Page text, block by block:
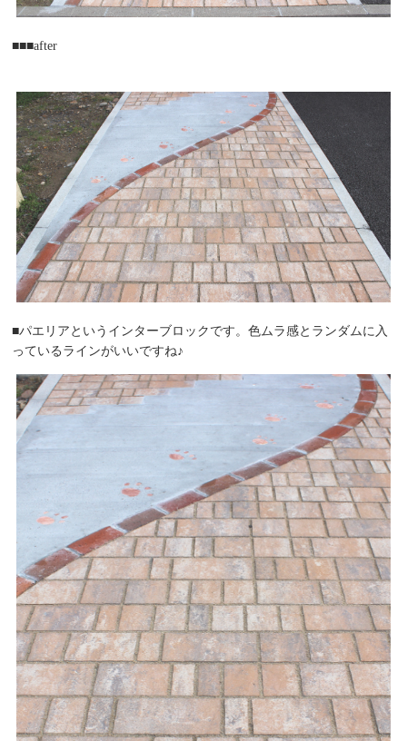
■■■after
■パエリアというインターブロックです。色ムラ感とランダムに入
っているラインがいいですね♪